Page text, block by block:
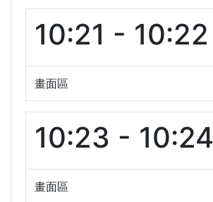
10:21 - 10:22
畫面區
10:23 - 10:24
畫面區